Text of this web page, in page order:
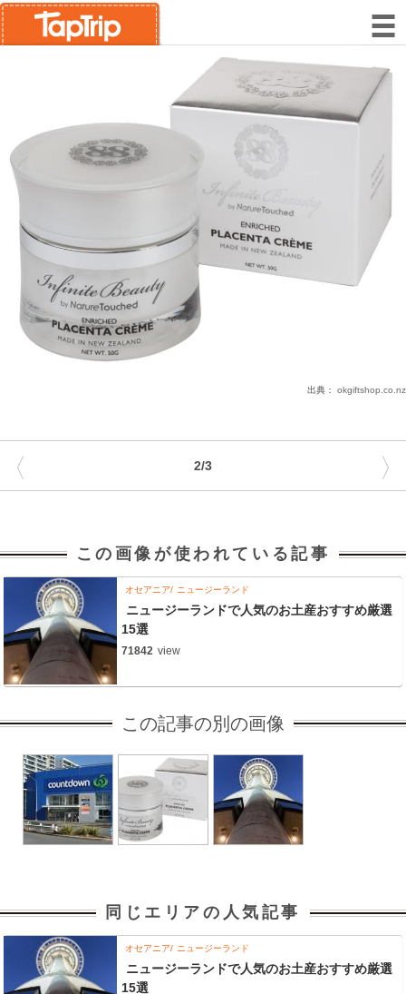
出典： okgiftshop.co.nz
2/3
〈 〉
この画像が使われている記事
オセアニア ニュージーランド
ニュージーランドで人気のお土産おすすめ厳選
15選
71842 view
この記事の別の画像
同じエリアの人気記事
オセアニア ニュージーランド
ニュージーランドで人気のお土産おすすめ厳選
15選